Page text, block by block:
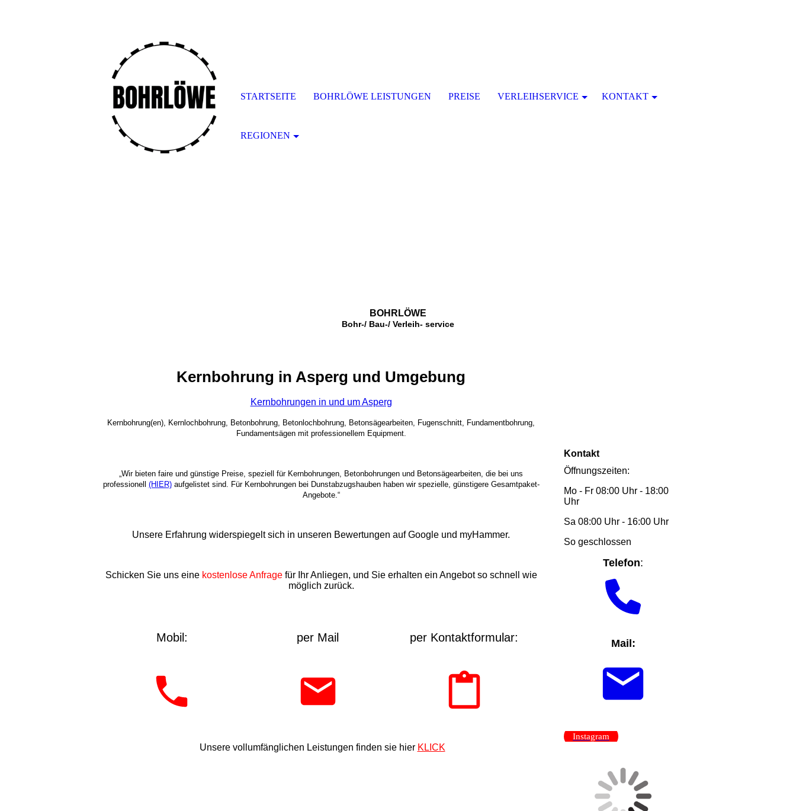
BOHRLÖWE
Bohr-/ Bau-/ Verleih- service
Kernbohrung in Asperg und Umgebung
Kernbohrungen in und um Asperg
Kernbohrung(en), Kernlochbohrung, Betonbohrung, Betonlochbohrung, Betonsägearbeiten, Fugenschnitt, Fundamentbohrung,
Fundamentsägen mit professionellem Equipment.
„Wir bieten faire und günstige Preise, speziell für Kernbohrungen, Betonbohrungen und Betonsägearbeiten, die bei uns
professionell (HIER)aufgelistet sind. Für Kernbohrungen bei Dunstabzugshauben haben wir spezielle, günstigere Gesamtpaket-
Angebote.“
Unsere Erfahrung widerspiegelt sich in unseren Bewertungen auf Google und myHammer.
Schicken Sie uns eine kostenlose Anfragefür Ihr Anliegen, und Sie erhalten ein Angebot so schnell wie
möglich zurück.
Mobil: per Mail per Kontaktformular:
Unsere vollumfänglichen Leistungen finden sie hier KLICK
Kontakt
Öffnungszeiten:
Mo - Fr 08:00 Uhr - 18:00
Uhr
Sa 08:00 Uhr - 16:00 Uhr
So geschlossen
Telefon:
Mail:
Instagram
STARTSEITE BOHRLÖWE LEISTUNGEN PREISE VERLEIHSERVICE KONTAKT
REGIONEN